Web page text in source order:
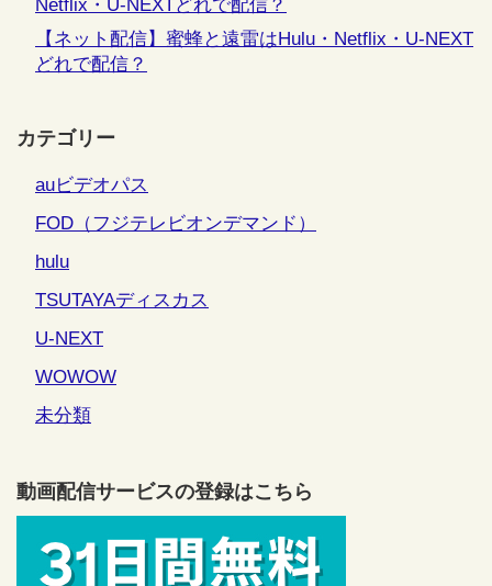
Netflix・U-NEXTどれで配信？
【ネット配信】蜜蜂と遠雷はHulu・Netflix・U-NEXT
どれで配信？
カテゴリー
auビデオパス
FOD（フジテレビオンデマンド）
hulu
TSUTAYAディスカス
U-NEXT
WOWOW
未分類
動画配信サービスの登録はこちら